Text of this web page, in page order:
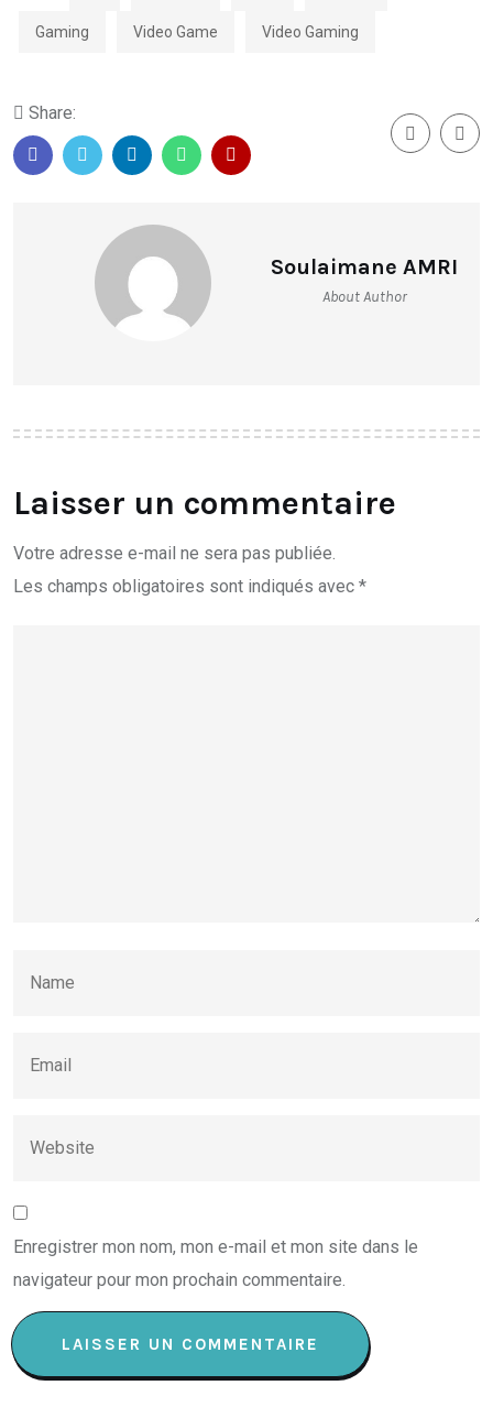
Gaming Video Game Video Gaming
Share:
Soulaimane AMRI
About Author
Laisser un commentaire
Votre adresse e-mail ne sera pas publiée.
Les champs obligatoires sont indiqués avec *
Enregistrer mon nom, mon e-mail et mon site dans le
navigateur pour mon prochain commentaire.